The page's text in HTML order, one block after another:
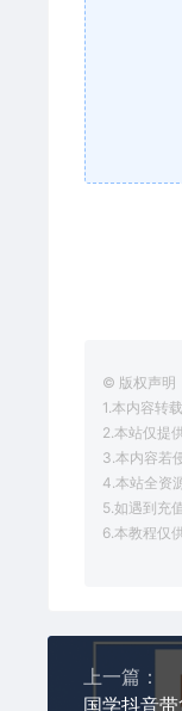
© 版权声明
1.本内容转
2.本站仅提
3.本内容若
4.本站全资
5.如遇到充
6.本教程仅
上一篇：